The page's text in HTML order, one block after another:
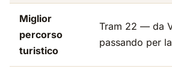
Miglior
percorso
turistico
Tram 22 — da
passando per